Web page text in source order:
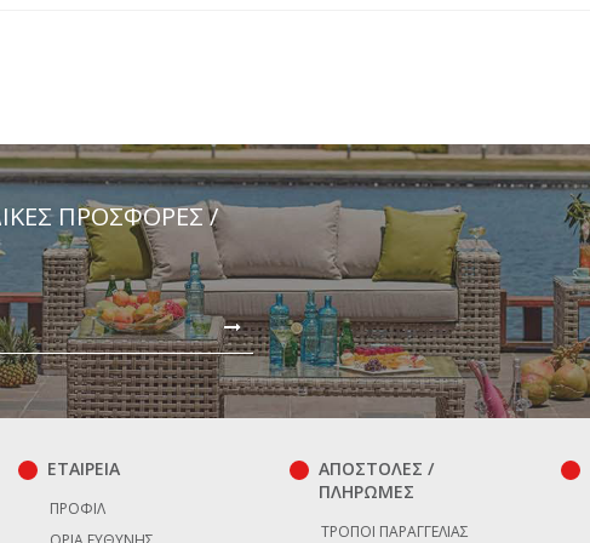
ΠΡΟΣΦΟΡΈΣ /
ΕΤΑΙΡΕΙΑ
ΠΡΟΦΊΛ
ΑΠΟΣΤΟΛΕΣ /
ΠΛΗΡΩΜΕΣ
ΤΡΌΠΟΙ ΠΑΡΑΓΓΕΛΊΑΣ